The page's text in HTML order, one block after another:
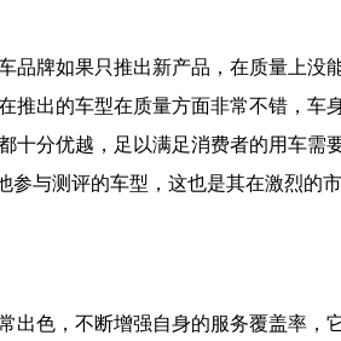
品牌如果只推出新产品，在质量上没
推出的车型在质量方面非常不错，车
十分优越，足以满足消费者的用车需
与测评的车型，这也是其在激烈的
出色，不断增强自身的服务覆盖率，